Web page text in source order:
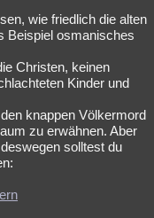
wie friedlich die alten
Beispiel osmanisches
Christen, keinen
Kinder und
knappen Völkermord
zu erwähnen. Aber
solltest du